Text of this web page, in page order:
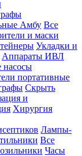
Амбу Все
и маски
Укладки и
Аппараты ИВЛ
портативные
Скрыть
и
Хирургия
Лампы-
Все
Часы